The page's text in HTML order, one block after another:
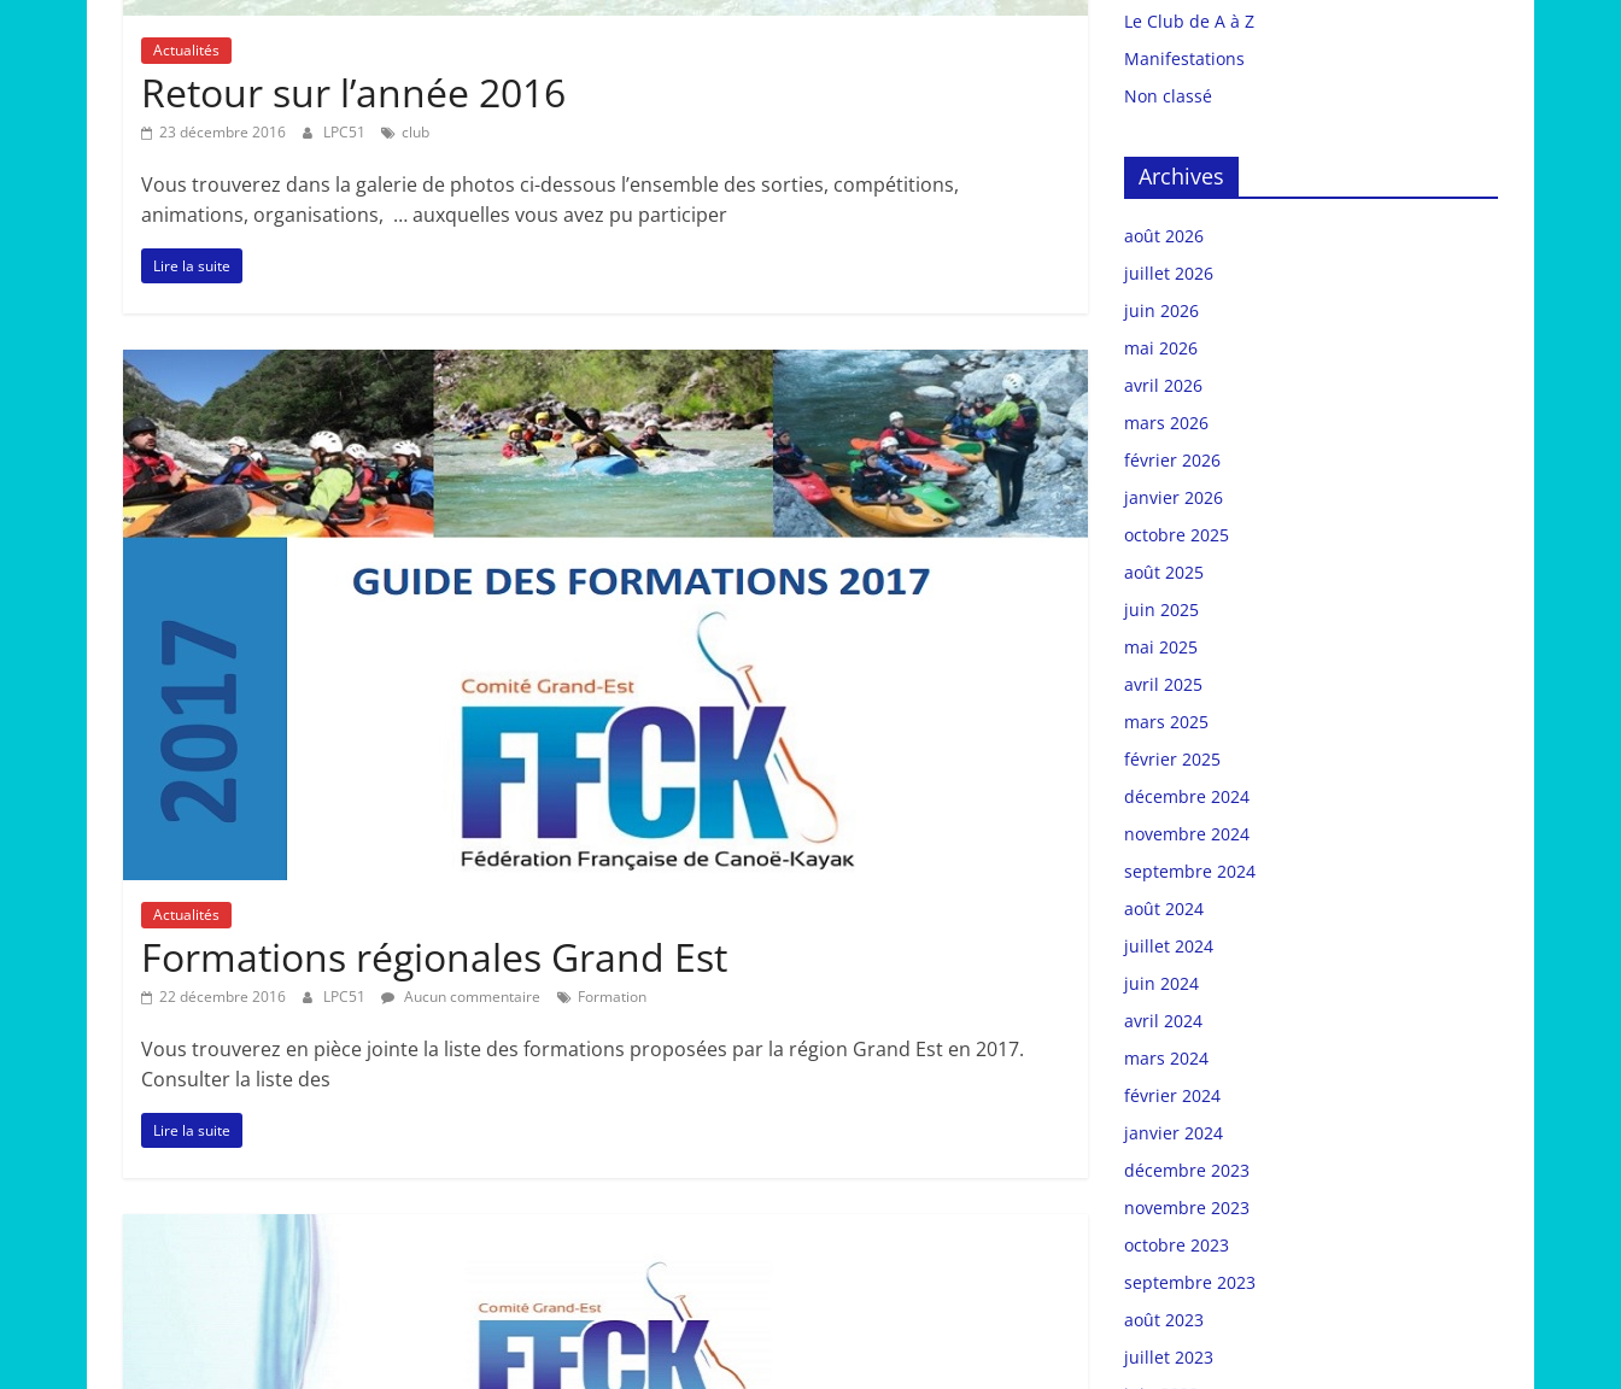
Actualités
Retour sur l’année 2016
23 décembre 2016 LPC51 club
Vous trouverez dans la galerie de photos ci-dessous l’ensemble des sorties, compétitions,
animations, organisations, … auxquelles vous avez pu participer
Lire la suite
Actualités
Formations régionales Grand Est
22 décembre 2016 LPC51 Aucun commentaire Formation
Vous trouverez en pièce jointe la liste des formations proposées par la région Grand Est en 2017.
Consulter la liste des
Lire la suite
Le Club de A à Z
Manifestations
Non classé
Archives
août 2026
juillet 2026
juin 2026
mai 2026
avril 2026
mars 2026
février 2026
janvier 2026
octobre 2025
août 2025
juin 2025
mai 2025
avril 2025
mars 2025
février 2025
décembre 2024
novembre 2024
septembre 2024
août 2024
juillet 2024
juin 2024
avril 2024
mars 2024
février 2024
janvier 2024
décembre 2023
novembre 2023
octobre 2023
septembre 2023
août 2023
juillet 2023